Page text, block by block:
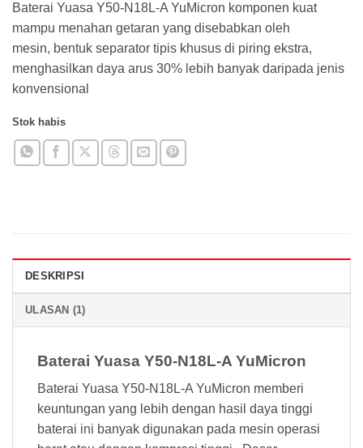
Baterai Yuasa Y50-N18L-A YuMicron komponen kuat
mampu menahan getaran yang disebabkan oleh
mesin, bentuk separator tipis khusus di piring ekstra,
menghasilkan daya arus 30% lebih banyak daripada jenis
konvensional
Stok habis
DESKRIPSI
ULASAN (1)
Baterai Yuasa Y50-N18L-A YuMicron
Baterai Yuasa Y50-N18L-A YuMicron memberi
keuntungan yang lebih dengan hasil daya tinggi
baterai ini banyak digunakan pada mesin operasi